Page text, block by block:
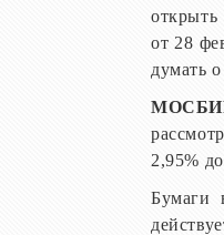
открыть
от 28
думать
2,95%
Бумаги